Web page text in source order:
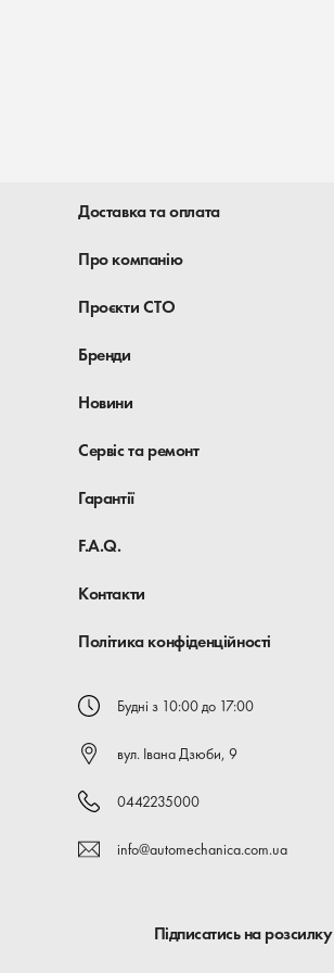
Доставка та оплата
Про компанію
Проєкти СТО
Бренди
Новини
Сервіс та ремонт
Гарантії
F.A.Q.
Контакти
Політика конфіденційності
Будні з 10:00 до 17:00
вул. Івана Дзюби, 9
0442235000
info@automechanica.com.ua
Підписатись на розсилку